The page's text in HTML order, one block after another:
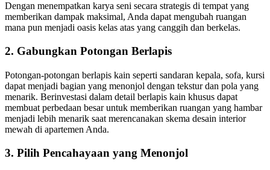
Dengan menempatkan karya seni secara strategis di tempat yang
memberikan dampak maksimal, Anda dapat mengubah ruangan
mana pun menjadi oasis kelas atas yang canggih dan berkelas.
2. Gabungkan Potongan Berlapis
Potongan-potongan berlapis kain seperti sandaran kepala, sofa, kursi
dapat menjadi bagian yang menonjol dengan tekstur dan pola yang
menarik. Berinvestasi dalam detail berlapis kain khusus dapat
membuat perbedaan besar untuk memberikan ruangan yang hambar
menjadi lebih menarik saat merencanakan skema desain interior
mewah di apartemen Anda.
3. Pilih Pencahayaan yang Menonjol